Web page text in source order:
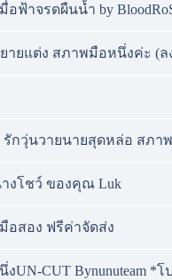
อฟ้าจรดผืนน้ำ by
ายแต่ง สภาพมือหนึ่งค่ะ (ล
รักวุ่นวายนายสุดหล่อ สภา
างโชว์ ของคุณ Luk
อสอง ฟรีค่าจัดส่ง
UN-CUT Bynunuteam *